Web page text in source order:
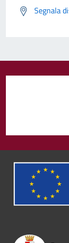
Segnala